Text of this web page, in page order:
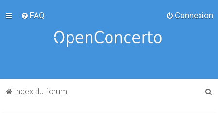
FAQ Connexion
Index du forum